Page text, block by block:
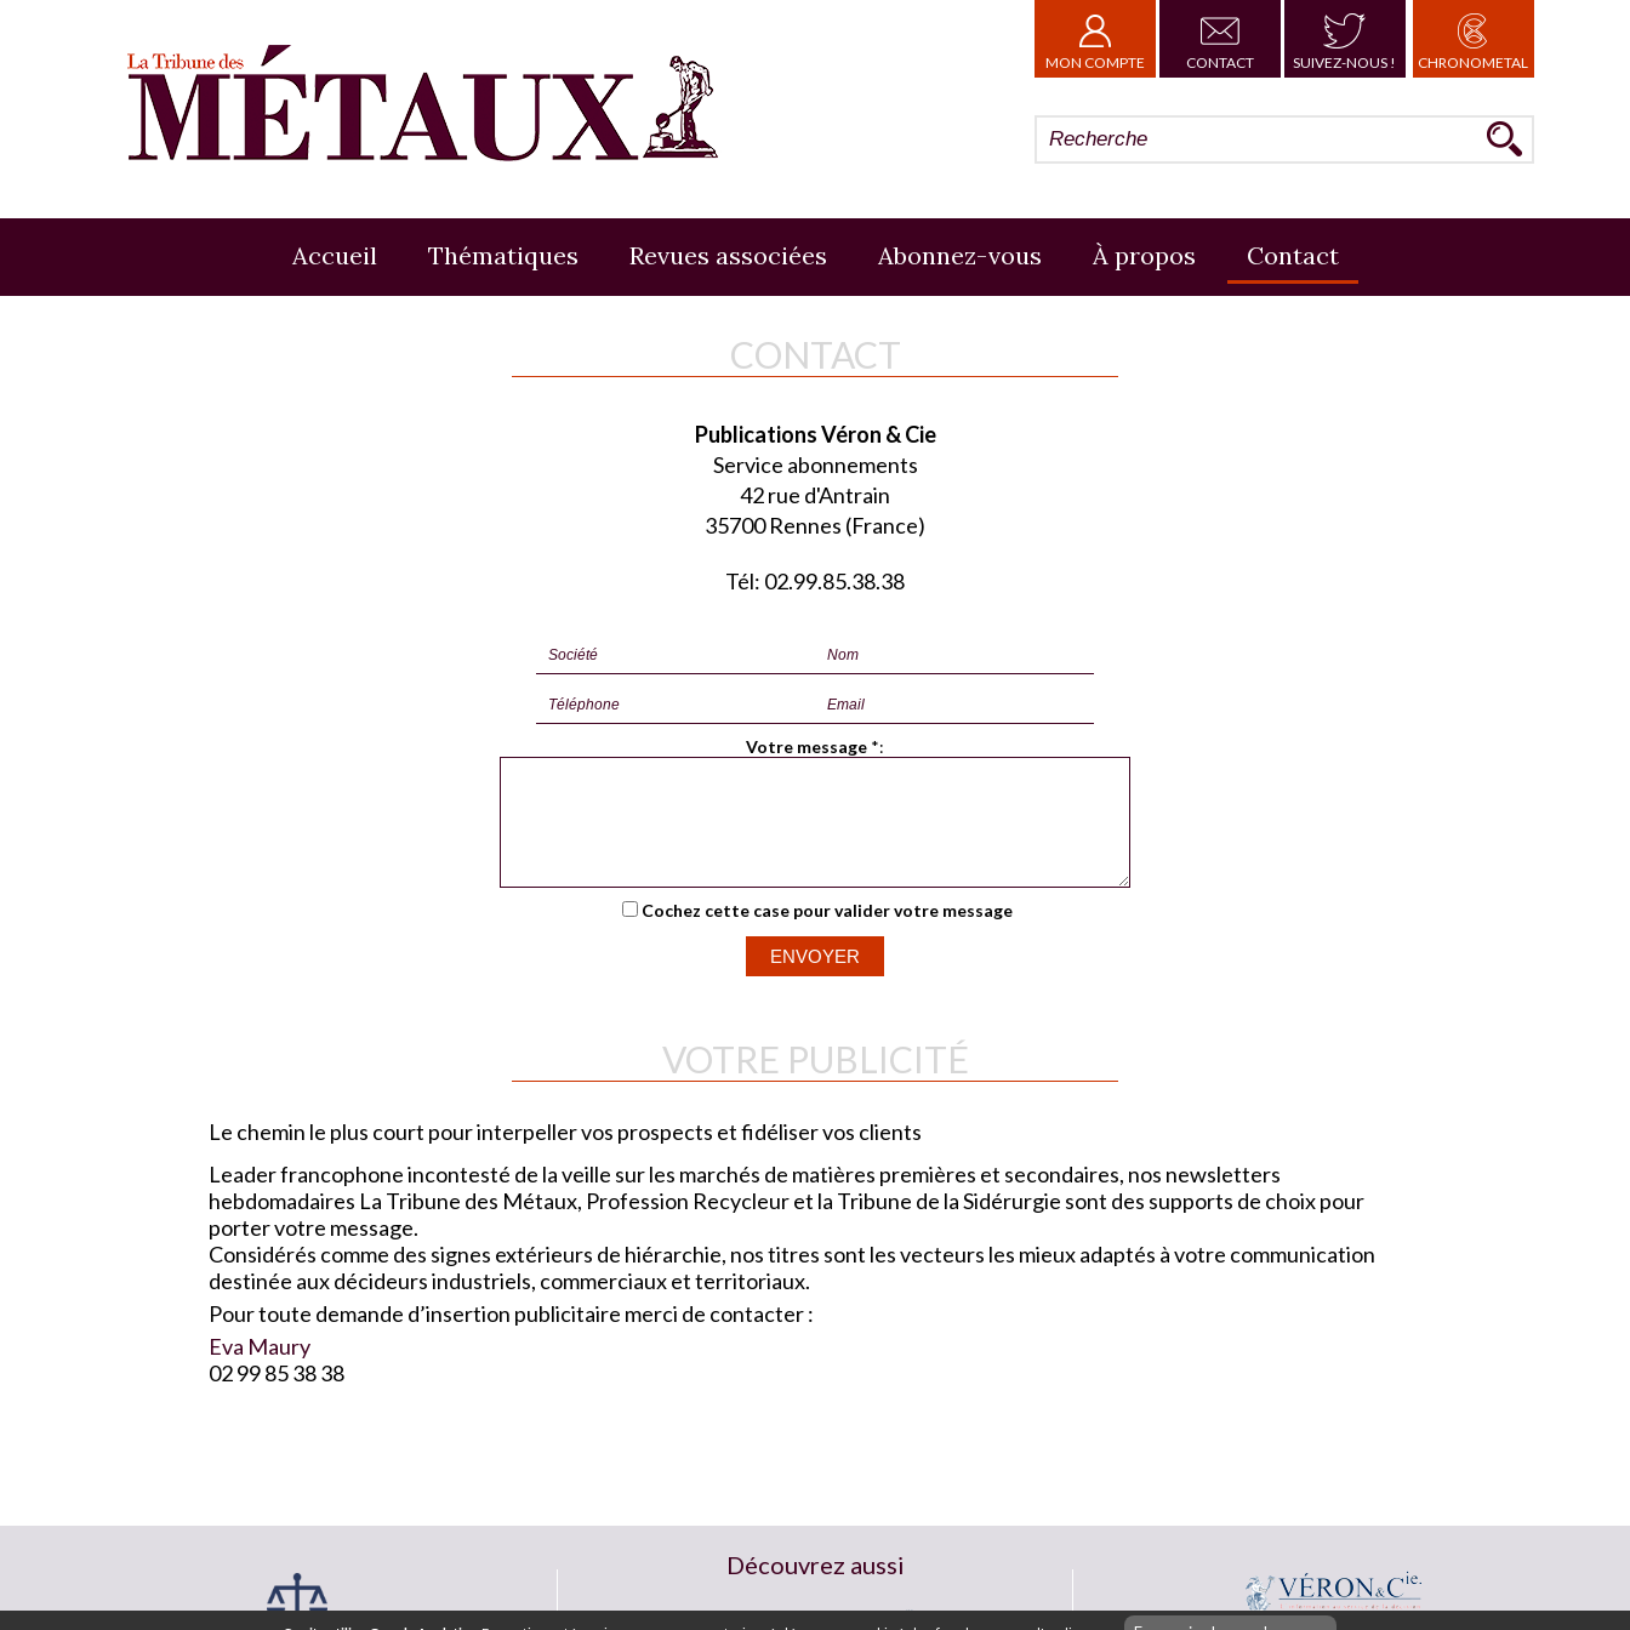
MON COMPTE CONTACT SUIVEZ-NOUS ! CHRONOMETAL
Accueil Thématiques Revues associées Abonnez-vous À propos Contact
CONTACT
Publications Véron & Cie
Service abonnements
42 rue d'Antrain
35700 Rennes (France)
Tél: 02.99.85.38.38
Votre message *:
Cochez cette case pour valider votre message
VOTRE PUBLICITÉ
Le chemin le plus court pour interpeller vos prospects et fidéliser vos clients
Leader francophone incontesté de la veille sur les marchés de matières premières et secondaires, nos newsletters
hebdomadaires La Tribune des Métaux, Profession Recycleur et la Tribune de la Sidérurgie sont des supports de choix pour
porter votre message.
Considérés comme des signes extérieurs de hiérarchie, nos titres sont les vecteurs les mieux adaptés à votre communication
destinée aux décideurs industriels, commerciaux et territoriaux.
Pour toute demande d’insertion publicitaire merci de contacter :
Eva Maury
02 99 85 38 38
Découvrez aussi